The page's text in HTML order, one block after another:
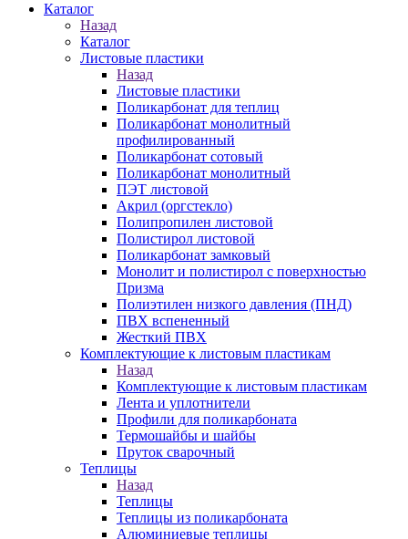
Каталог
Назад
Каталог
Листовые пластики
Назад
Листовые пластики
Поликарбонат для теплиц
Поликарбонат монолитный
профилированный
Поликарбонат сотовый
Поликарбонат монолитный
ПЭТ листовой
Акрил (оргстекло)
Полипропилен листовой
Полистирол листовой
Поликарбонат замковый
Монолит и полистирол с поверхностью
Призма
Полиэтилен низкого давления (ПНД)
ПВХ вспененный
Жесткий ПВХ
Комплектующие к листовым пластикам
Назад
Комплектующие к листовым пластикам
Лента и уплотнители
Профили для поликарбоната
Термошайбы и шайбы
Пруток сварочный
Теплицы
Назад
Теплицы
Теплицы из поликарбоната
Алюминиевые теплицы